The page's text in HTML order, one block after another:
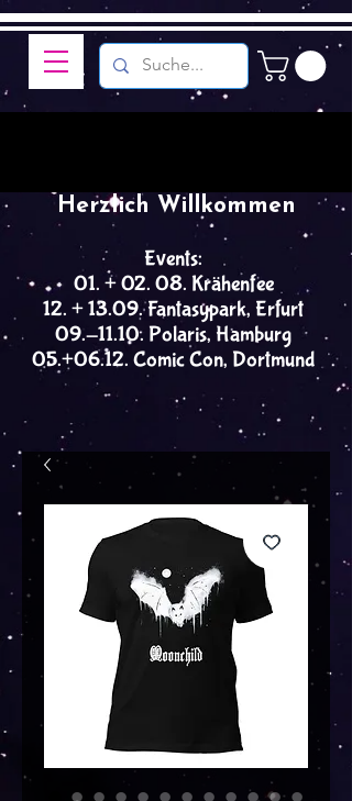
Events:
01. + 02. 08. Krähenfee
12. + 13.09. Fantasypark, Erfurt
09.-11.10. Polaris, Hamburg
05.+06.12. Comic Con, Dortmund
Herzlich Willkommen